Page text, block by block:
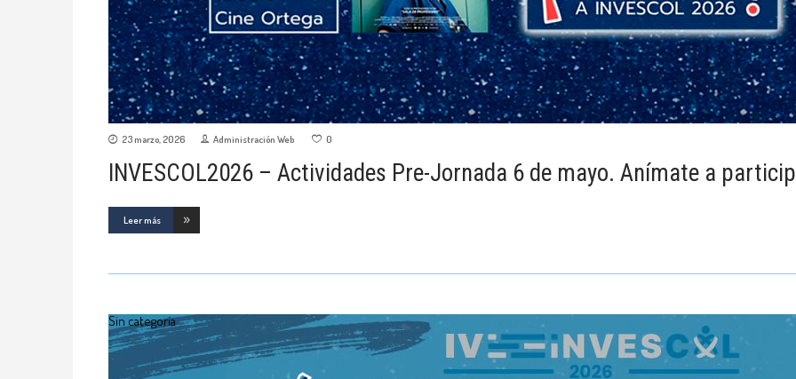
23 marzo, 2026 Administración Web 0
INVESCOL2026 – Actividades Pre-Jornada 6 de mayo. Anímate a
Leer más
Sin categoría